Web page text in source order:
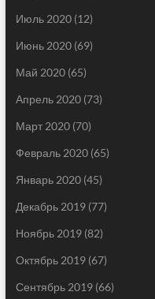
Июль 2020(12)
Июнь 2020(69)
Май 2020(65)
Апрель 2020(73)
Март 2020(70)
Февраль 2020(65)
Январь 2020(45)
Декабрь 2019(77)
Ноябрь 2019(82)
Октябрь 2019(67)
Сентябрь 2019(66)